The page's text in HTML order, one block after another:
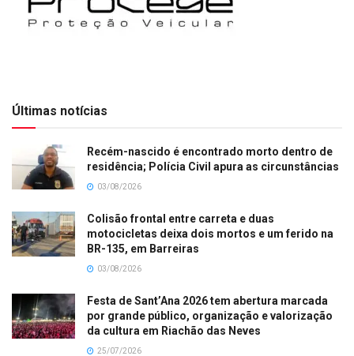
Últimas notícias
Recém-nascido é encontrado morto dentro de
residência; Polícia Civil apura as circunstâncias
03/08/2026
Colisão frontal entre carreta e duas
motocicletas deixa dois mortos e um ferido na
BR-135, em Barreiras
03/08/2026
Festa de Sant’Ana 2026 tem abertura marcada
por grande público, organização e valorização
da cultura em Riachão das Neves
25/07/2026